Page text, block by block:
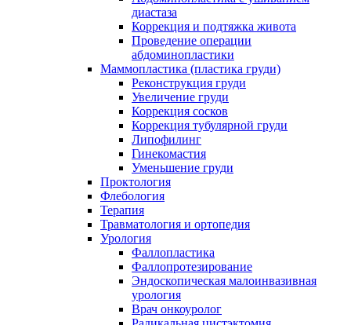
диастаза
Коррекция и подтяжка живота
Проведение операции
абдоминопластики
Маммопластика (пластика груди)
Реконструкция груди
Увеличение груди
Коррекция сосков
Коррекция тубулярной груди
Липофилинг
Гинекомастия
Уменьшение груди
Проктология
Флебология
Терапия
Травматология и ортопедия
Урология
Фаллопластика
Фаллопротезирование
Эндоскопическая малоинвазивная
урология
Врач онкоуролог